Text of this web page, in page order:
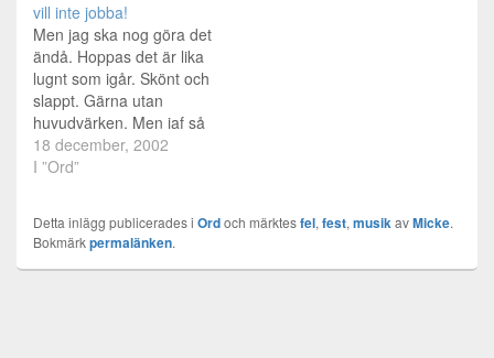
säkert vara en del saker
som ni inte förstår hur jag
menar eller där jag
bara…
vill inte jobba!
Men jag ska nog göra det
ändå. Hoppas det är lika
lugnt som igår. Skönt och
slappt. Gärna utan
huvudvärken. Men iaf så
ska jag nog inte tänka
mer på det just nu. Jag
Konstaterade för någon
dag sen att det nog…
18 december, 2002
I ”Ord”
Detta inlägg publicerades i Ordoch märktesfel, fest, musikavMicke.
Bokmärkpermalänken.